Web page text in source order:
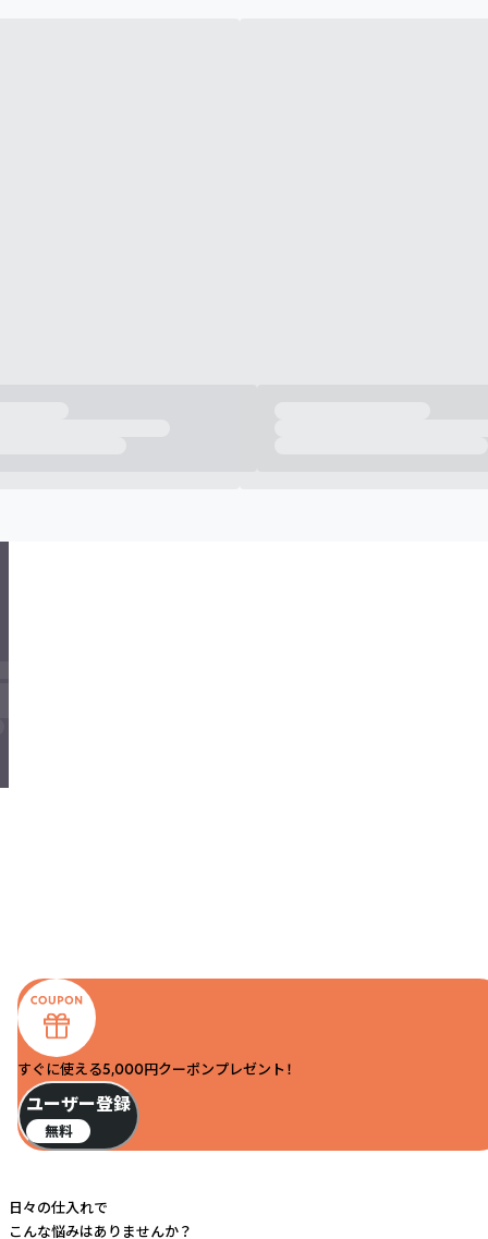
すぐに使える5,000円クーポンプレゼント！
ユーザー登録
無料
日々の仕入れで
こんな悩みはありませんか？